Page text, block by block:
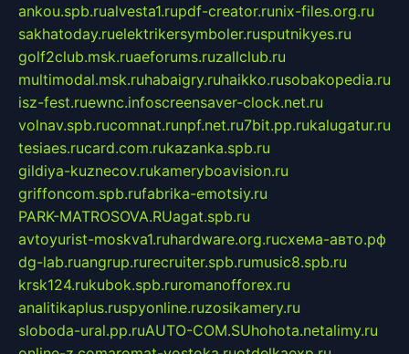
ankou.spb.rualvesta1.rupdf-creator.runix-files.org.ru
sakhatoday.ruelektrikersymboler.rusputnikyes.ru
golf2club.msk.ruaeforums.ruzallclub.ru
multimodal.msk.ruhabaigry.ruhaikko.rusobakopedia.ru
isz-fest.ruewnc.infoscreensaver-clock.net.ru
volnav.spb.rucomnat.runpf.net.ru7bit.pp.rukalugatur.ru
tesiaes.rucard.com.rukazanka.spb.ru
gildiya-kuznecov.rukameryboavision.ru
griffoncom.spb.rufabrika-emotsiy.ru
PARK-MATROSOVA.RUagat.spb.ru
avtoyurist-moskva1.ruhardware.org.ruсхема-авто.рф
dg-lab.ruangrup.rurecruiter.spb.rumusic8.spb.ru
krsk124.rukubok.spb.ruromanofforex.ru
analitikaplus.ruspyonline.ruzosikamery.ru
sloboda-ural.pp.ruAUTO-COM.SUhohota.netalimy.ru